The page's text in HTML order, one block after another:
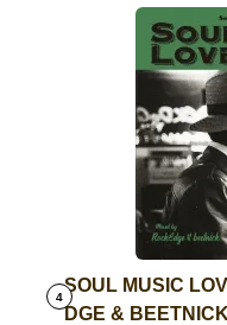
4
SOUL MUSIC
DGE &